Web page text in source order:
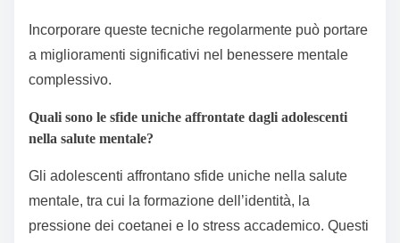
Incorporare queste tecniche regolarmente può portare
a miglioramenti significativi nel benessere mentale
complessivo.
Quali sono le sfide uniche affrontate dagli adolescenti
nella salute mentale?
Gli adolescenti affrontano sfide uniche nella salute
mentale, tra cui la formazione dell’identità, la
pressione dei coetanei e lo stress accademico. Questi